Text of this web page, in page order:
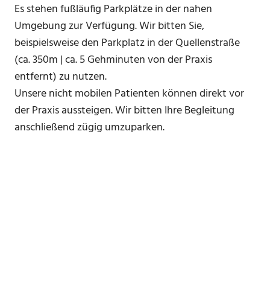
Es stehen fußläufig Parkplätze in der nahen
Umgebung zur Verfügung. Wir bitten Sie,
beispielsweise den Parkplatz in der Quellenstraße
(ca. 350m | ca. 5 Gehminuten von der Praxis
entfernt) zu nutzen.
Unsere nicht mobilen Patienten können direkt vor
der Praxis aussteigen. Wir bitten Ihre Begleitung
anschließend zügig umzuparken.